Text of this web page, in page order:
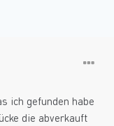
ich gefunden habe
die abverkauft